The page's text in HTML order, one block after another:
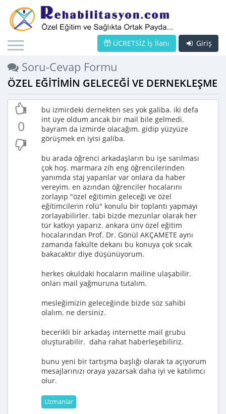
Giriş
ÜCRETSİZ İş İlanı
Soru-Cevap Formu
ÖZEL EĞİTİMİN GELECEĞİ VE DERNEKLEŞME
0
bu izmirdeki dernekten ses yok galiba. iki defa
int üye oldum ancak bir mail bile gelmedi.
bayram da izmirde olacağım. gidip yüzyüze
görüşmek en iyisi galiba.
bu arada öğrenci arkadaşların bu işe sarılması
çok hoş. marmara zih eng öğrencilerinden
yanımda staj yapanlar var onlara da haber
vereyim. en azından öğrenciler hocalarını
zorlayıp "özel eğitimin geleceği ve özel
eğitimcilerin rolü" konulu bir toplantı yapmayı
zorlayabilirler. tabi bizde mezunlar olarak her
tür katkıyı yaparız. ankara ünv özel eğitim
hocalarından Prof. Dr. Gönül AKÇAMETE aynı
zamanda fakülte dekanı bu konuya çok sıcak
bakacaktır diye düşünüyorum.
herkes okuldaki hocaların mailine ulaşabilir.
onları mail yağmuruna tutalım.
mesleğimizin geleceğinde bizde söz sahibi
olalım. ne dersiniz.
becerikli bir arkadaş internette mail grubu
oluşturabilir. daha rahat haberleşebiliriz.
bunu yeni bir tartışma başlığı olarak ta açıyorum
mesajlarınızı oraya yazarsak daha iyi ve katılımcı
olur.
Uzmanlar